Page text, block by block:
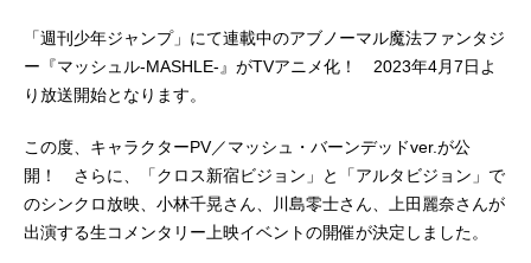
「週刊少年ジャンプ」にて連載中のアブノーマル魔法ファンタジ
ー『マッシュル-MASHLE-』がTVアニメ化！ 2023年4月7日よ
り放送開始となります。
この度、キャラクターPV／マッシュ・バーンデッドver.が公
開！ さらに、「クロス新宿ビジョン」と「アルタビジョン」で
のシンクロ放映、小林千晃さん、川島零士さん、上田麗奈さんが
出演する生コメンタリー上映イベントの開催が決定しました。